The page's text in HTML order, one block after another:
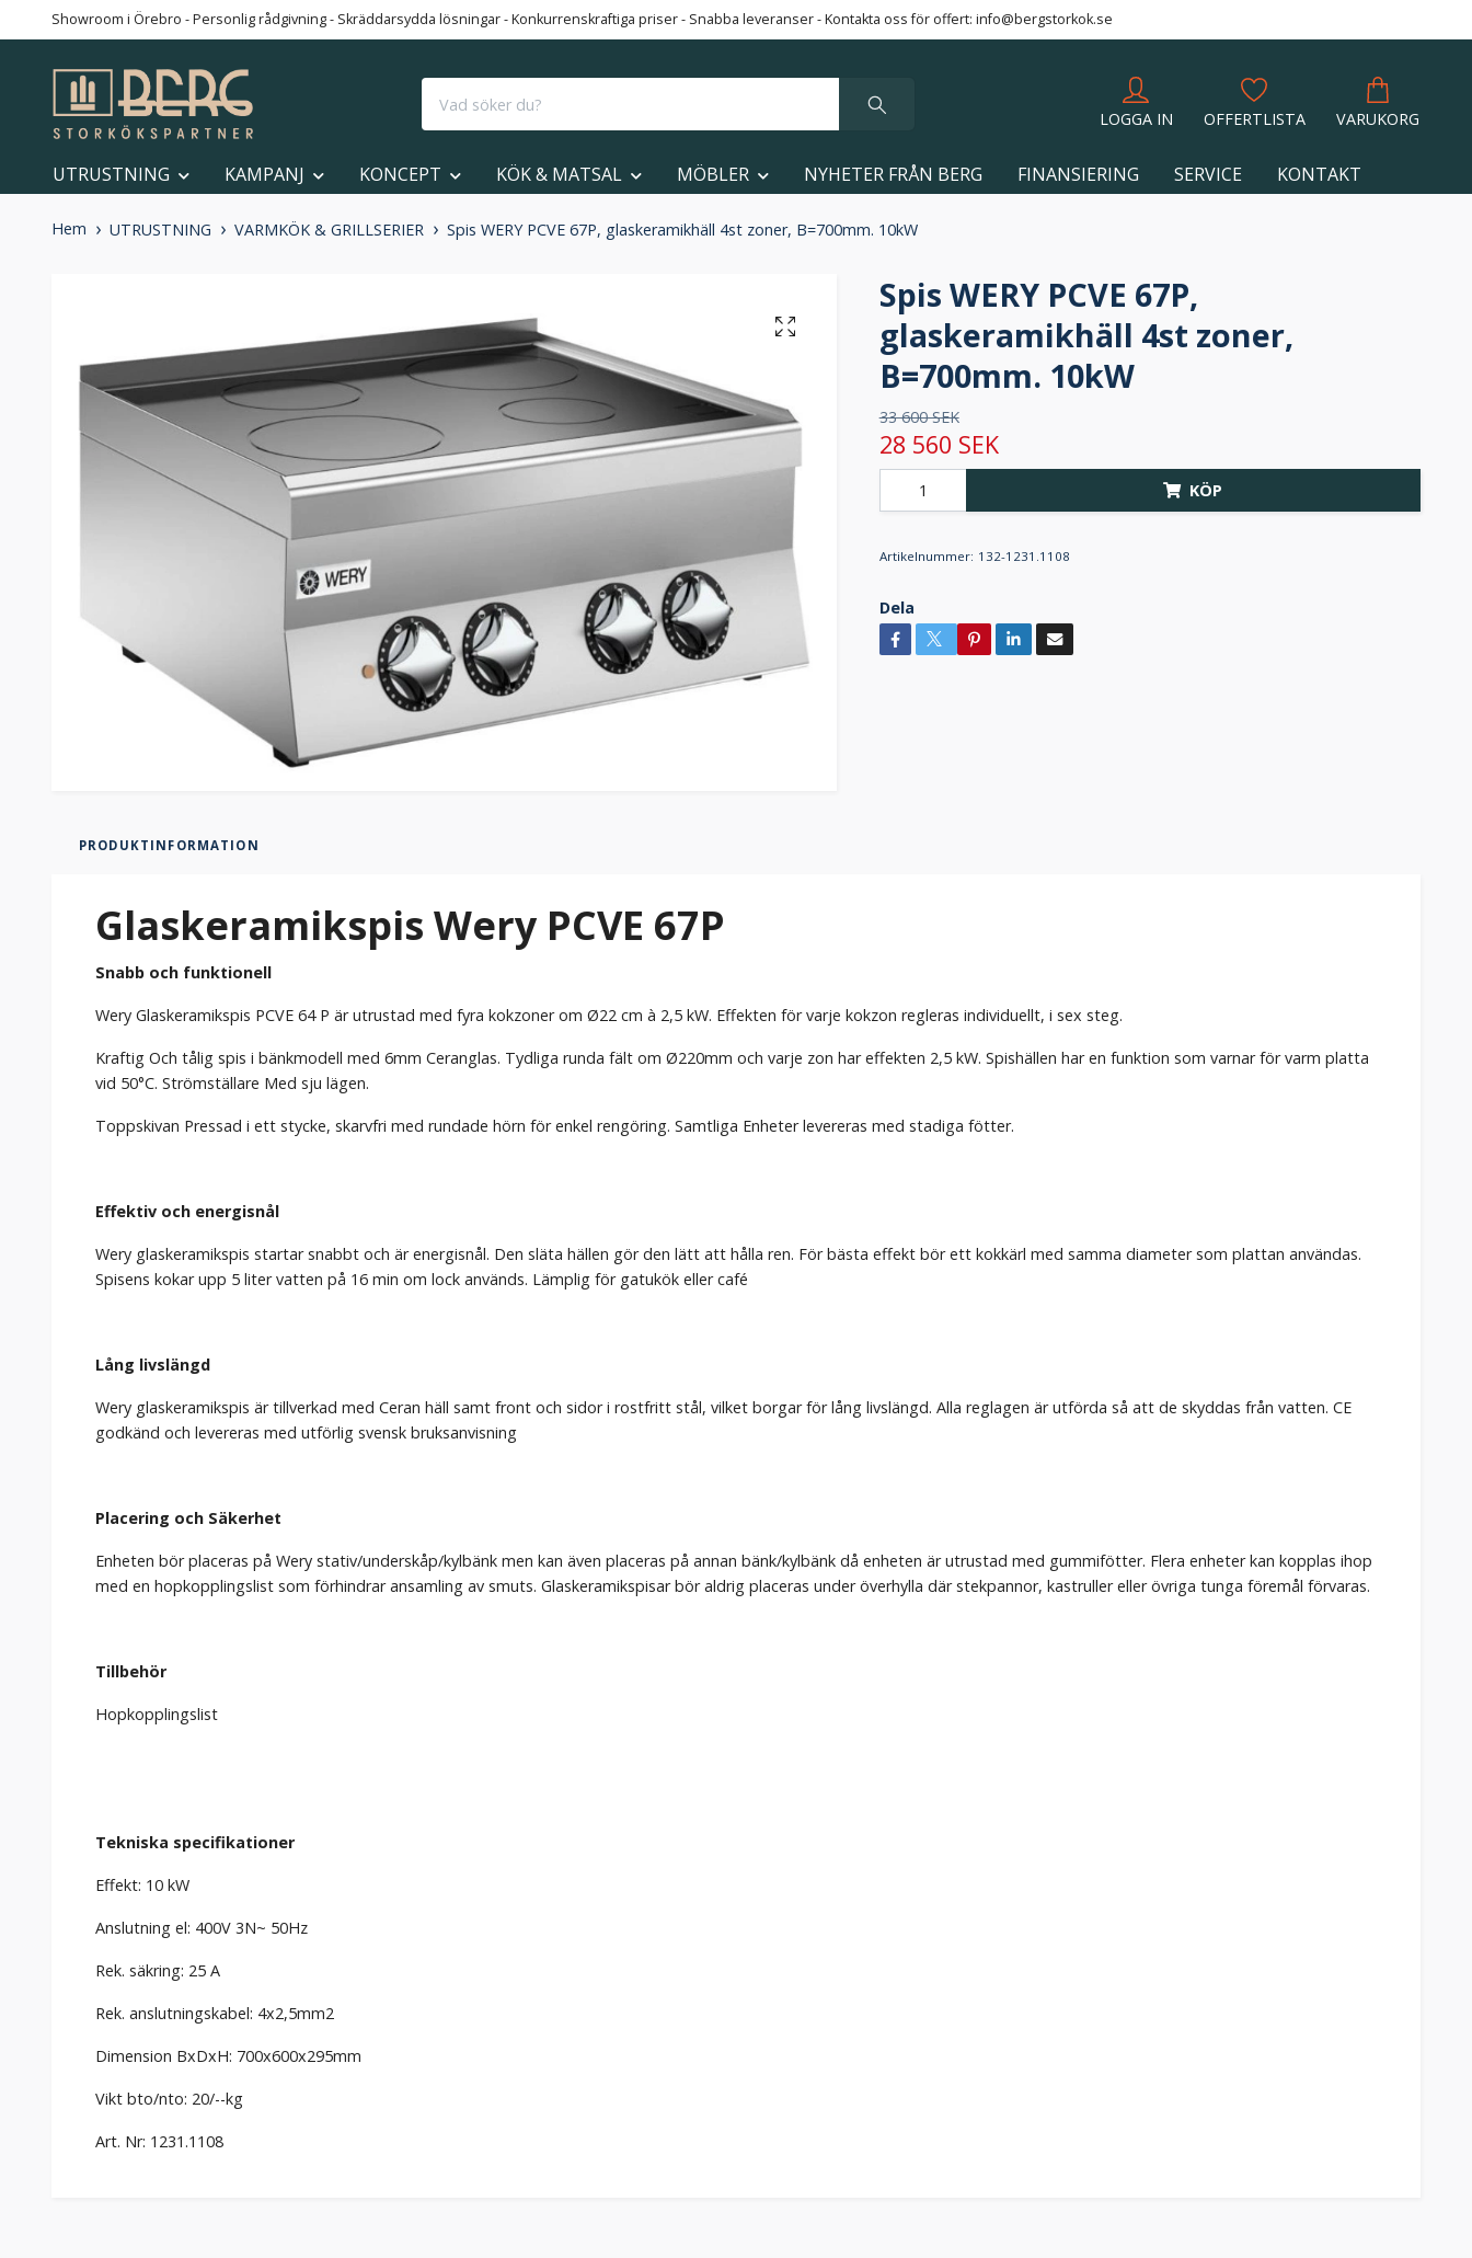
Showroom i Örebro - Personlig rådgivning - Skräddarsydda lösningar - Konkurrenskraftiga priser - Snabba leveranser - Kontakta oss för offert: info@bergstorkok.se
LOGGA IN OFFERTLISTA VARUKORG
UTRUSTNING KAMPANJ KONCEPT KÖK & MATSAL MÖBLER NYHETER FRÅN BERG FINANSIERING SERVICE KONTAKT
Hem UTRUSTNING VARMKÖK & GRILLSERIER Spis WERY PCVE 67P, glaskeramikhäll 4st zoner, B=700mm. 10kW
Spis WERY PCVE 67P,
glaskeramikhäll 4st zoner,
B=700mm. 10kW
33 600 SEK
28 560 SEK
KÖP
Artikelnummer: 132-1231.1108
Dela
PRODUKTINFORMATION
Glaskeramikspis Wery PCVE 67P
Snabb och funktionell
Wery Glaskeramikspis PCVE 64 P är utrustad med fyra kokzoner om Ø22 cm à 2,5 kW. Effekten för varje kokzon regleras individuellt, i sex steg.
Kraftig Och tålig spis i bänkmodell med 6mm Ceranglas. Tydliga runda fält om Ø220mm och varje zon har effekten 2,5 kW. Spishällen har en funktion som varnar för varm platta
vid 50°C. Strömställare Med sju lägen.
Toppskivan Pressad i ett stycke, skarvfri med rundade hörn för enkel rengöring. Samtliga Enheter levereras med stadiga fötter.
Effektiv och energisnål
Wery glaskeramikspis startar snabbt och är energisnål. Den släta hällen gör den lätt att hålla ren. För bästa effekt bör ett kokkärl med samma diameter som plattan användas.
Spisens kokar upp 5 liter vatten på 16 min om lock används. Lämplig för gatukök eller café
Lång livslängd
Wery glaskeramikspis är tillverkad med Ceran häll samt front och sidor i rostfritt stål, vilket borgar för lång livslängd. Alla reglagen är utförda så att de skyddas från vatten. CE
godkänd och levereras med utförlig svensk bruksanvisning
Placering och Säkerhet
Enheten bör placeras på Wery stativ/underskåp/kylbänk men kan även placeras på annan bänk/kylbänk då enheten är utrustad med gummifötter. Flera enheter kan kopplas ihop
med en hopkopplingslist som förhindrar ansamling av smuts. Glaskeramikspisar bör aldrig placeras under överhylla där stekpannor, kastruller eller övriga tunga föremål förvaras.
Tillbehör
Hopkopplingslist
Tekniska specifikationer
Effekt: 10 kW
Anslutning el: 400V 3N~ 50Hz
Rek. säkring: 25 A
Rek. anslutningskabel: 4x2,5mm2
Dimension BxDxH: 700x600x295mm
Vikt bto/nto: 20/--kg
Art. Nr: 1231.1108